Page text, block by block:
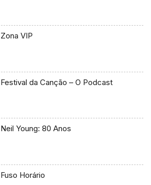
Zona VIP
Festival da Canção – O Podcast
Neil Young: 80 Anos
Fuso Horário